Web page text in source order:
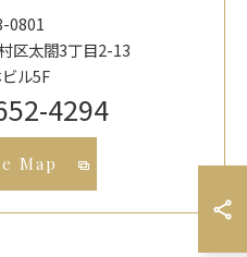
0801
区太閤3丁目2-13
ル5F
4294
Map